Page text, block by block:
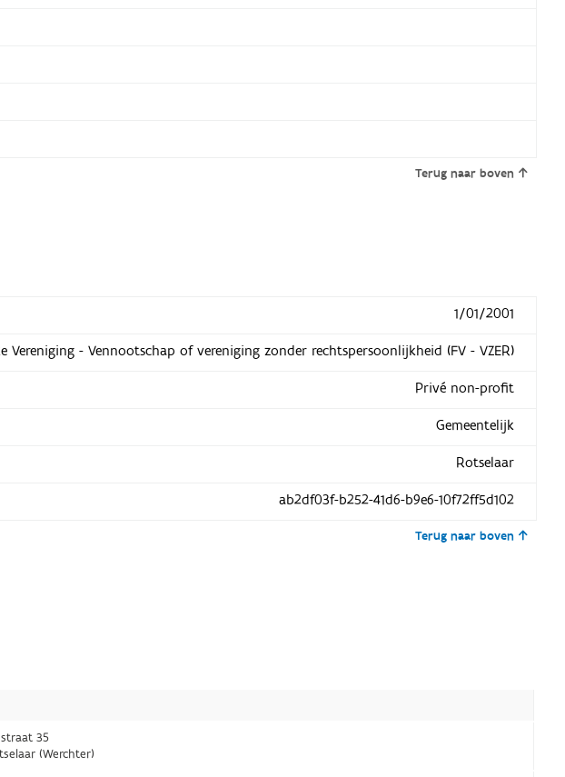
Terug naar boven
1/01/2001
Vereniging - Vennootschap of vereniging zonder rechtspersoonlijkheid (FV - VZER)
Privé non-profit
Gemeentelijk
Rotselaar
ab2df03f-b252-41d6-b9e6-10f72ff5d102
Terug naar boven
35
(Werchter)